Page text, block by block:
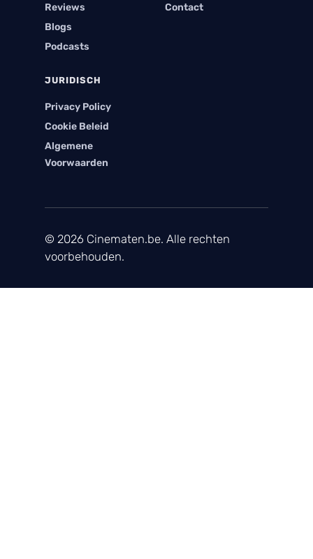
Reviews
Blogs
Podcasts
Contact
JURIDISCH
Privacy Policy
Cookie Beleid
Algemene
Voorwaarden
© 2026 Cinematen.be. Alle rechten
voorbehouden.